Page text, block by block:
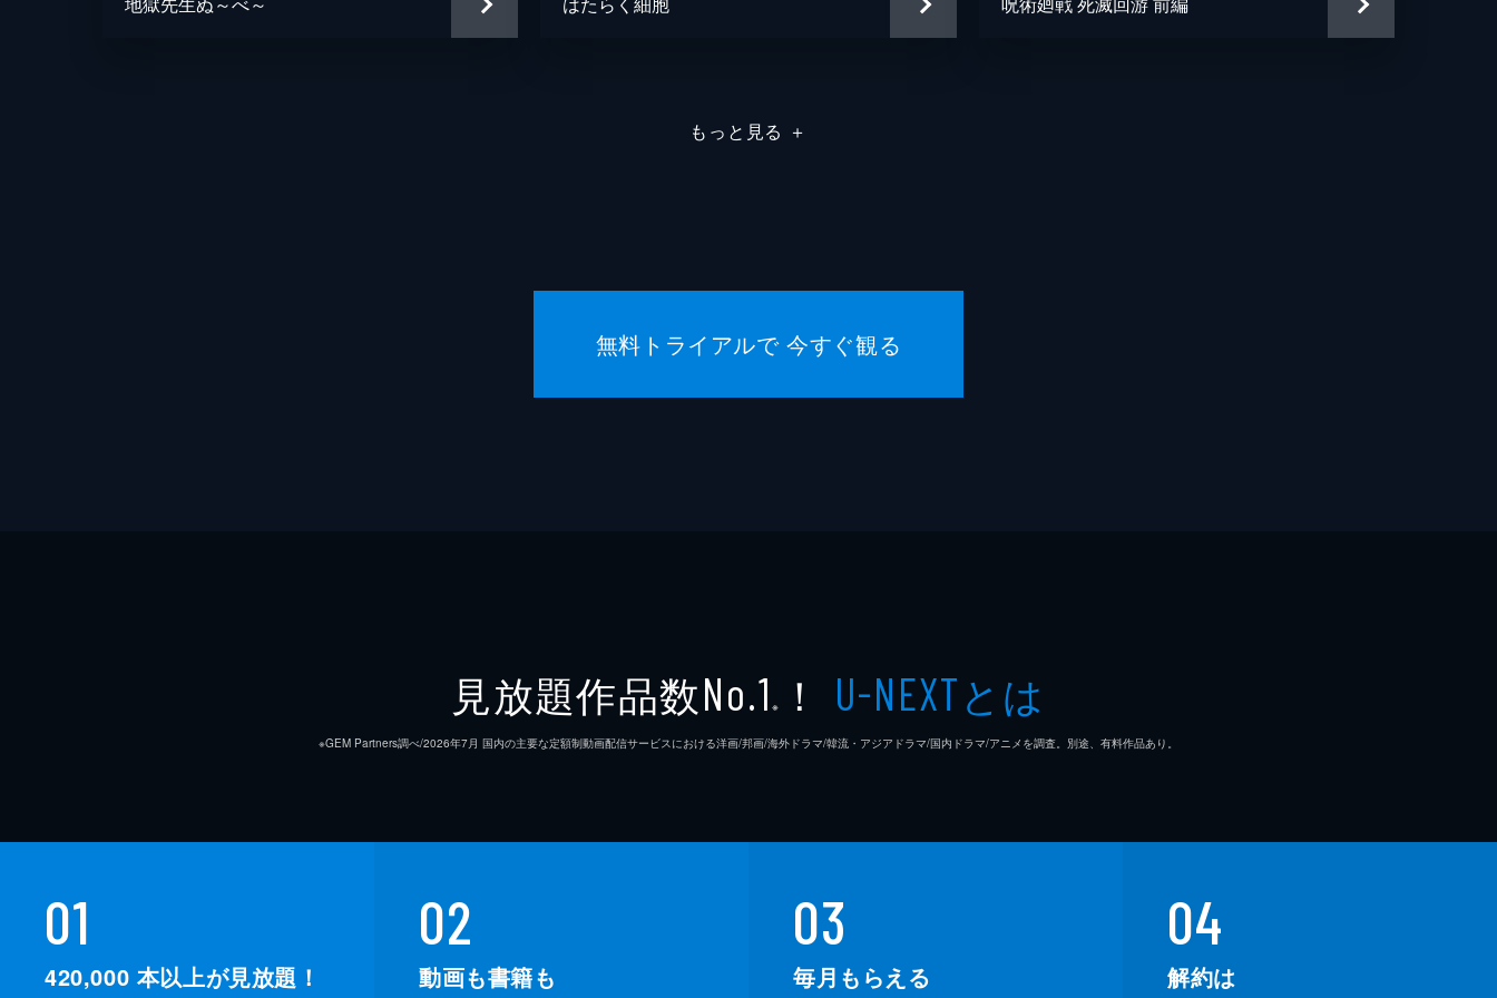
もっと見る ＋
無料トライアルで 今すぐ観る
見放題作品数No.1 ※ ！ U-NEXTとは
※GEM Partners調べ/2026年7⽉ 国内の主要な定額制動画配信サービスにおける洋画/邦画/海外ドラマ/韓流・アジアドラマ/国内ドラマ/アニメを調査。別途、有料作品あり。
01
420,000 本以上が見放題！
02
動画も書籍も
03
毎月もらえる
04
解約は